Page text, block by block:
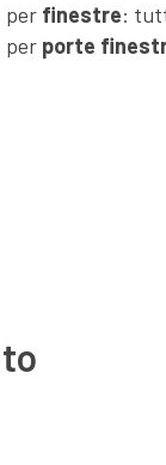
per finestre:
per porte